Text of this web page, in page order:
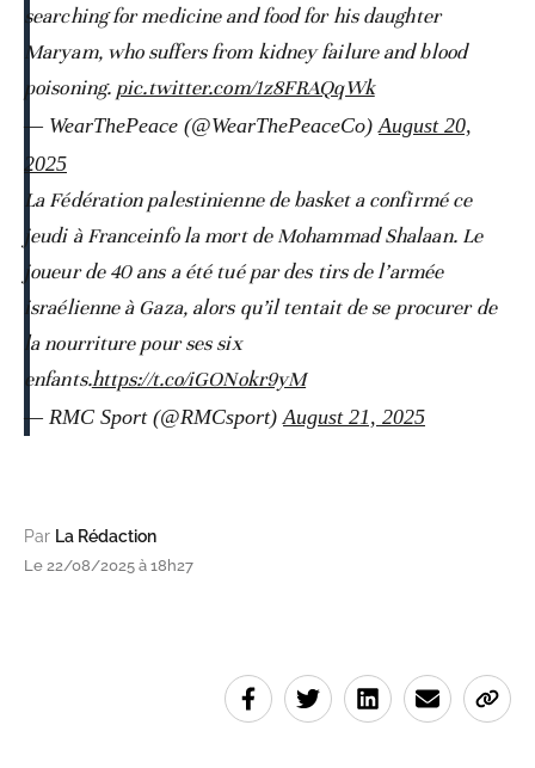
searching for medicine and food for his daughter
Maryam, who suffers from kidney failure and blood
poisoning. pic.twitter.com/1z8FRAQqWk
— WearThePeace (@WearThePeaceCo) August 20,
2025
La Fédération palestinienne de basket a confirmé ce
jeudi à Franceinfo la mort de Mohammad Shalaan. Le
joueur de 40 ans a été tué par des tirs de l’armée
israélienne à Gaza, alors qu’il tentait de se procurer de
la nourriture pour ses six
enfants.https://t.co/iGONokr9yM
— RMC Sport (@RMCsport) August 21, 2025
Par La Rédaction
Le 22/08/2025 à 18h27